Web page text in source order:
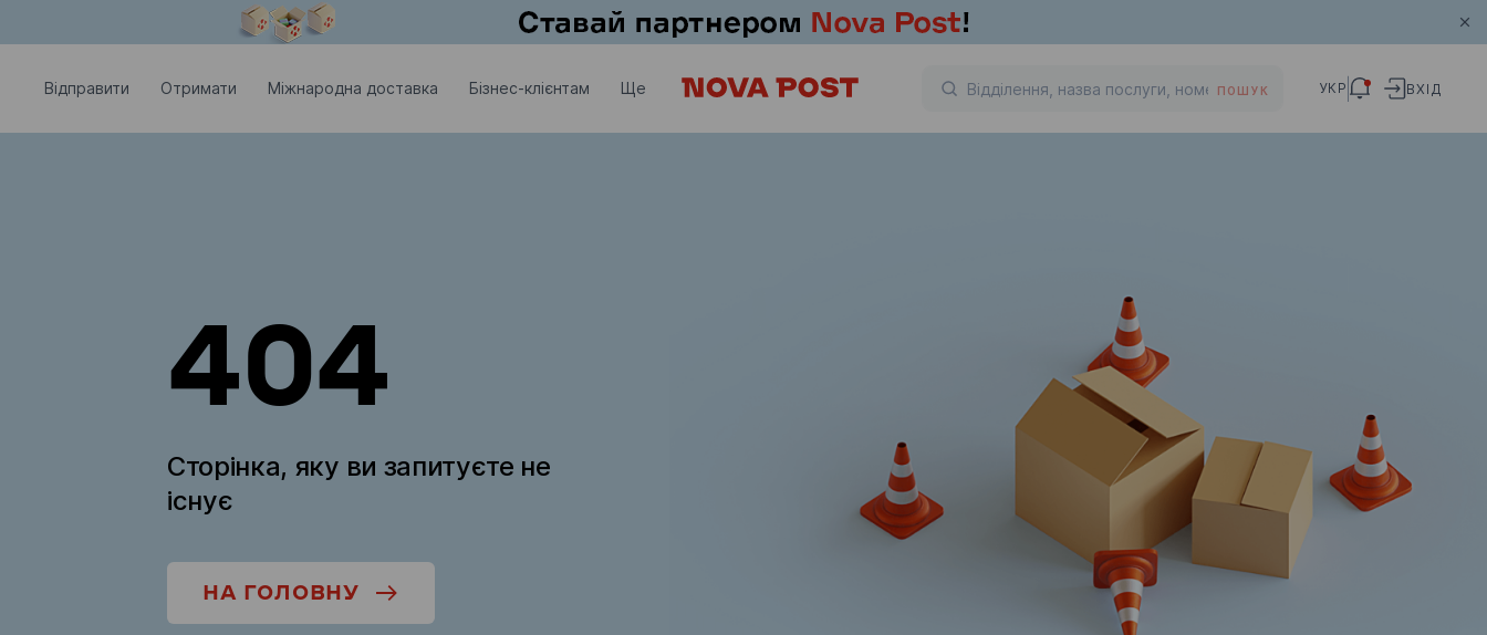
Відправити Отримати Міжнародна доставка Бізнес-клієнтам Ще ПОШУК УКР ВХІД
404
Сторінка, яку ви запитуєте не
існує
НА ГОЛОВНУ